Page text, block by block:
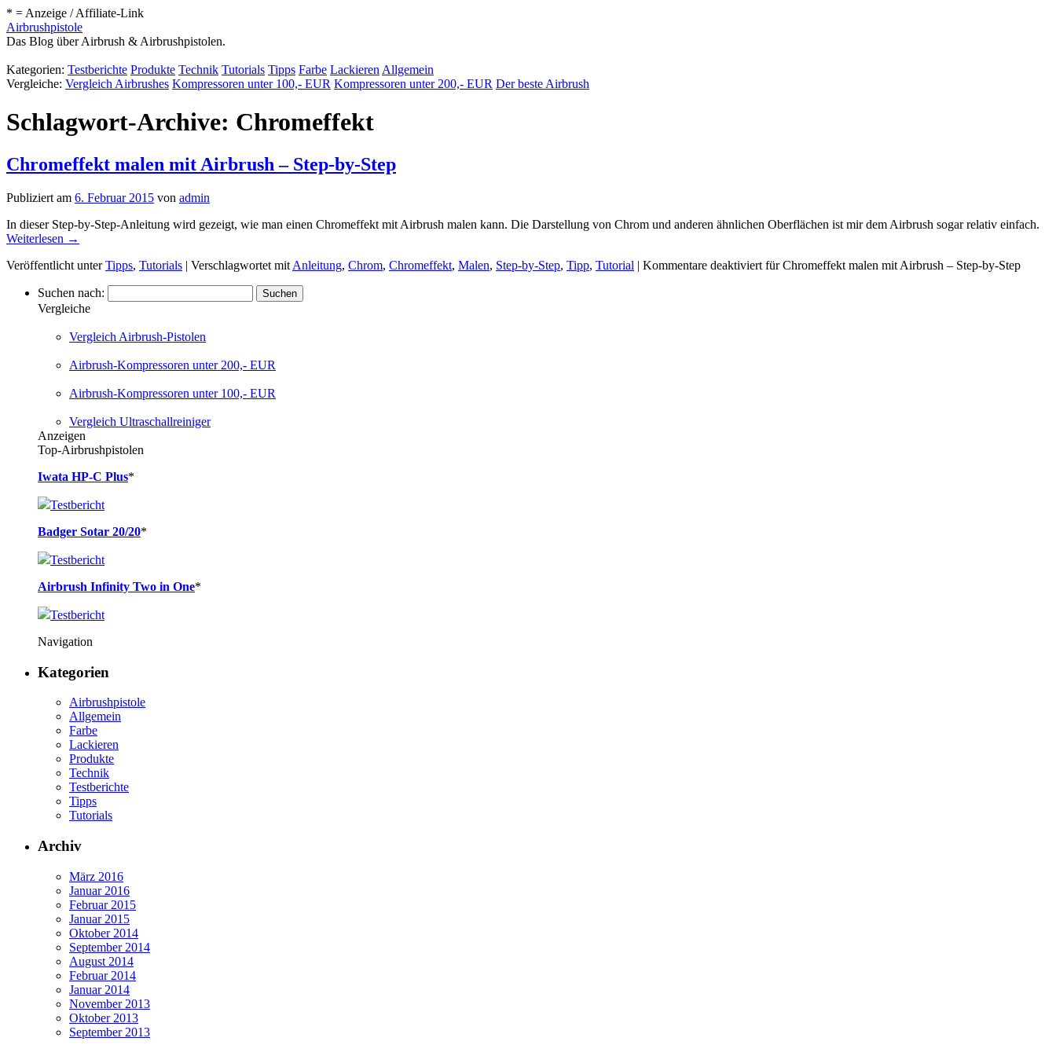
* = Anzeige / Affiliate-Link
Airbrushpistole
Das Blog über Airbrush & Airbrushpistolen.
Kategorien: Testberichte Produkte Technik Tutorials Tipps Farbe Lackieren Allgemein
Vergleiche: Vergleich Airbrushes Kompressoren unter 100,- EUR Kompressoren unter 200,- EUR Der beste Airbrush
Schlagwort-Archive: Chromeffekt
Chromeffekt malen mit Airbrush – Step-by-Step
Publiziert am 6. Februar 2015 von admin
In dieser Step-by-Step-Anleitung wird gezeigt, wie man einen Chromeffekt mit Airbrush malen kann. Die Darstellung von Chrom und anderen ähnlichen Oberflächen ist mir dem Airbrush sogar relativ einfach.
Weiterlesen →
Veröffentlicht unter Tipps, Tutorials | Verschlagwortet mit Anleitung, Chrom, Chromeffekt, Malen, Step-by-Step, Tipp, Tutorial | Kommentare deaktiviert für Chromeffekt malen mit Airbrush – Step-by-Step
Suchen nach:
Vergleiche
Vergleich Airbrush-Pistolen
Airbrush-Kompressoren unter 200,- EUR
Airbrush-Kompressoren unter 100,- EUR
Vergleich Ultraschallreiniger
Anzeigen
Top-Airbrushpistolen
Iwata HP-C Plus*
Testbericht
Badger Sotar 20/20*
Testbericht
Airbrush Infinity Two in One*
Testbericht
Navigation
Kategorien
Airbrushpistole
Allgemein
Farbe
Lackieren
Produkte
Technik
Testberichte
Tipps
Tutorials
Archiv
März 2016
Januar 2016
Februar 2015
Januar 2015
Oktober 2014
September 2014
August 2014
Februar 2014
Januar 2014
November 2013
Oktober 2013
September 2013